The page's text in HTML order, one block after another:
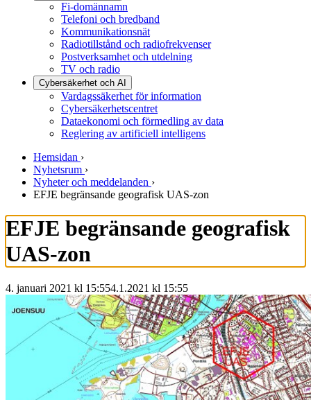
Fi-domännamn
Telefoni och bredband
Kommunikationsnät
Radiotillstånd och radiofrekvenser
Postverksamhet och utdelning
TV och radio
Cybersäkerhet och AI
Vardagssäkerhet för information
Cybersäkerhetscentret
Dataekonomi och förmedling av data
Reglering av artificiell intelligens
Hemsidan ›
Nyhetsrum ›
Nyheter och meddelanden ›
EFJE begränsande geografisk UAS-zon
EFJE begränsande geografisk
UAS-zon
4. januari 2021 kl 15:554.1.2021 kl 15:55